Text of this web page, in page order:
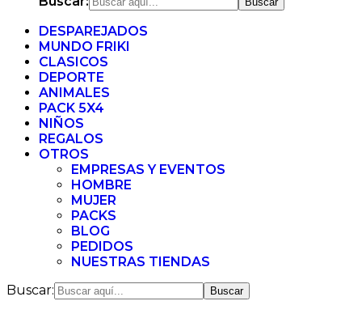
DESPAREJADOS
MUNDO FRIKI
CLASICOS
DEPORTE
ANIMALES
PACK 5X4
NIÑOS
REGALOS
OTROS
EMPRESAS Y EVENTOS
HOMBRE
MUJER
PACKS
BLOG
PEDIDOS
NUESTRAS TIENDAS
Buscar: